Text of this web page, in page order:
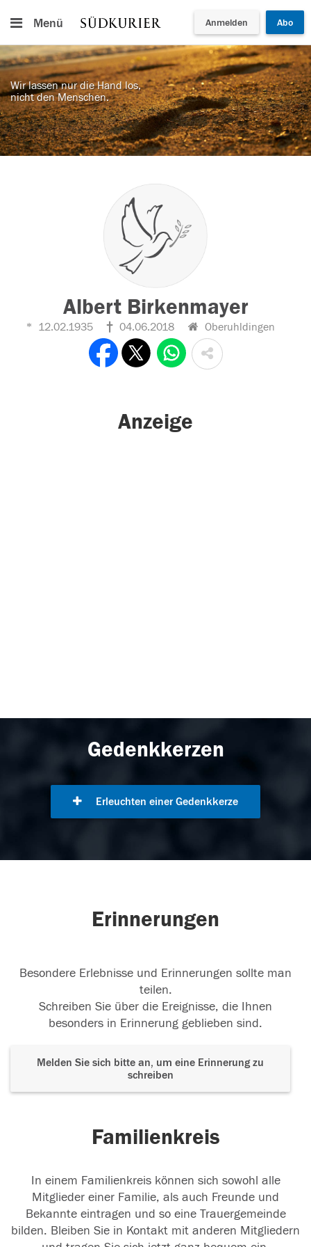
Menü Anmelden Abo
Wir lassen nur die Hand los,
nicht den Menschen.
Albert Birkenmayer
12.02.1935 04.06.2018 Oberuhldingen
Anzeige
Gedenkkerzen
Erleuchten einer Gedenkkerze
Erinnerungen
Besondere Erlebnisse und Erinnerungen sollte man
teilen.
Schreiben Sie über die Ereignisse, die Ihnen
besonders in Erinnerung geblieben sind.
Melden Sie sich bitte an, um eine Erinnerung zu
schreiben
Familienkreis
In einem Familienkreis können sich sowohl alle
Mitglieder einer Familie, als auch Freunde und
Bekannte eintragen und so eine Trauergemeinde
bilden. Bleiben Sie in Kontakt mit anderen Mitgliedern